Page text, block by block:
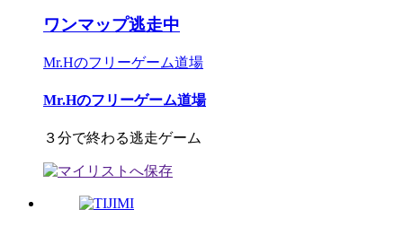
ワンマップ逃走中
Mr.Hのフリーゲーム道場
Mr.Hのフリーゲーム道場
３分で終わる逃走ゲーム